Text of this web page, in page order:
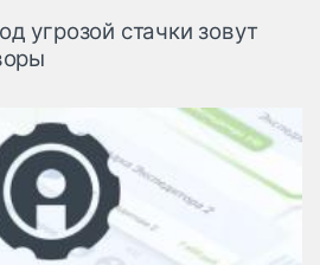
угрозой стачки зовут